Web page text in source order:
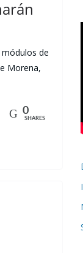
de
Morena,
Share 0
SHARES